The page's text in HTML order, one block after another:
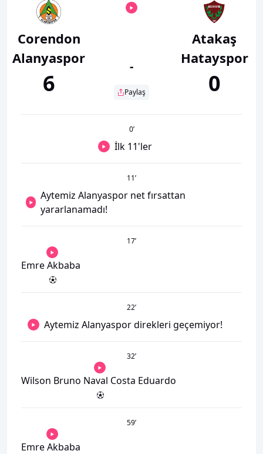
Corendon
Alanyaspor
6
-
Paylaş
Atakaş
Hatayspor
0
0’
İlk 11'ler
11’
Aytemiz Alanyaspor net fırsattan
yararlanamadı!
17’
Emre Akbaba
22’
Aytemiz Alanyaspor direkleri geçemiyor!
32’
Wilson Bruno Naval Costa Eduardo
59’
Emre Akbaba